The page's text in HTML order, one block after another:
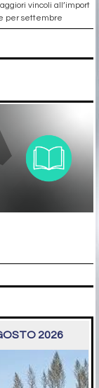
vincoli all’import
per settembre
2026